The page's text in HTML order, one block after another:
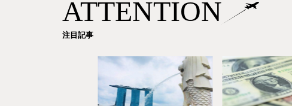
ATTENTION
注目記事